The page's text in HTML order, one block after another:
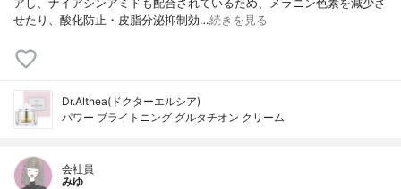
アし、ナイアシンアミドも配合されているため、メラニン色素を減少さ
せたり、酸化防止・皮脂分泌抑制効…続きを見る
Dr.Althea(ドクターエルシア)
パワー ブライトニング グルタチオン クリーム
会社員
みゆ